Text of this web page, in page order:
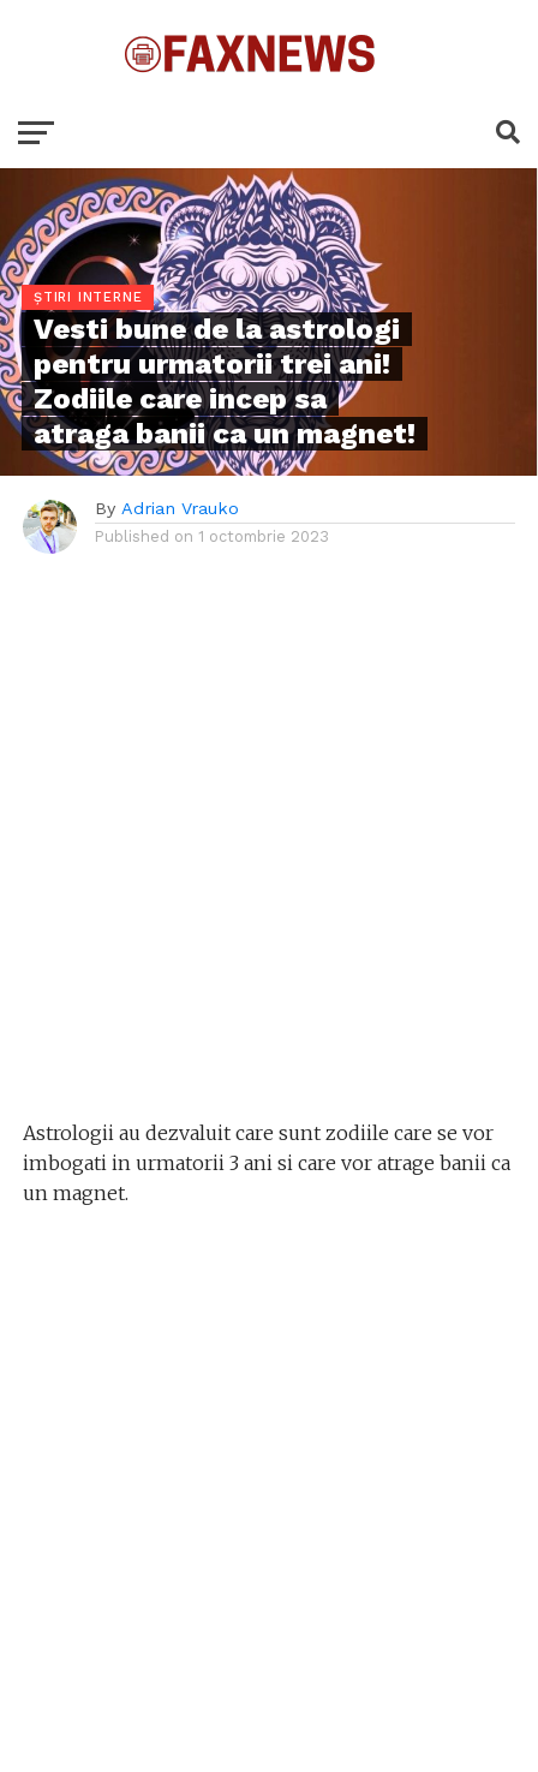
ȘTIRI INTERNE
Vesti bune de la astrologi
pentru urmatorii trei ani!
Zodiile care incep sa
atraga banii ca un magnet!
By Adrian Vrauko
Published on 1 octombrie 2023
Astrologii au dezvaluit care sunt zodiile care se vor
imbogati in urmatorii 3 ani si care vor atrage banii ca
un magnet.